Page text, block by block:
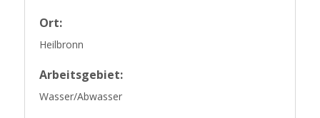
Ort:
Heilbronn
Arbeitsgebiet:
Wasser/Abwasser